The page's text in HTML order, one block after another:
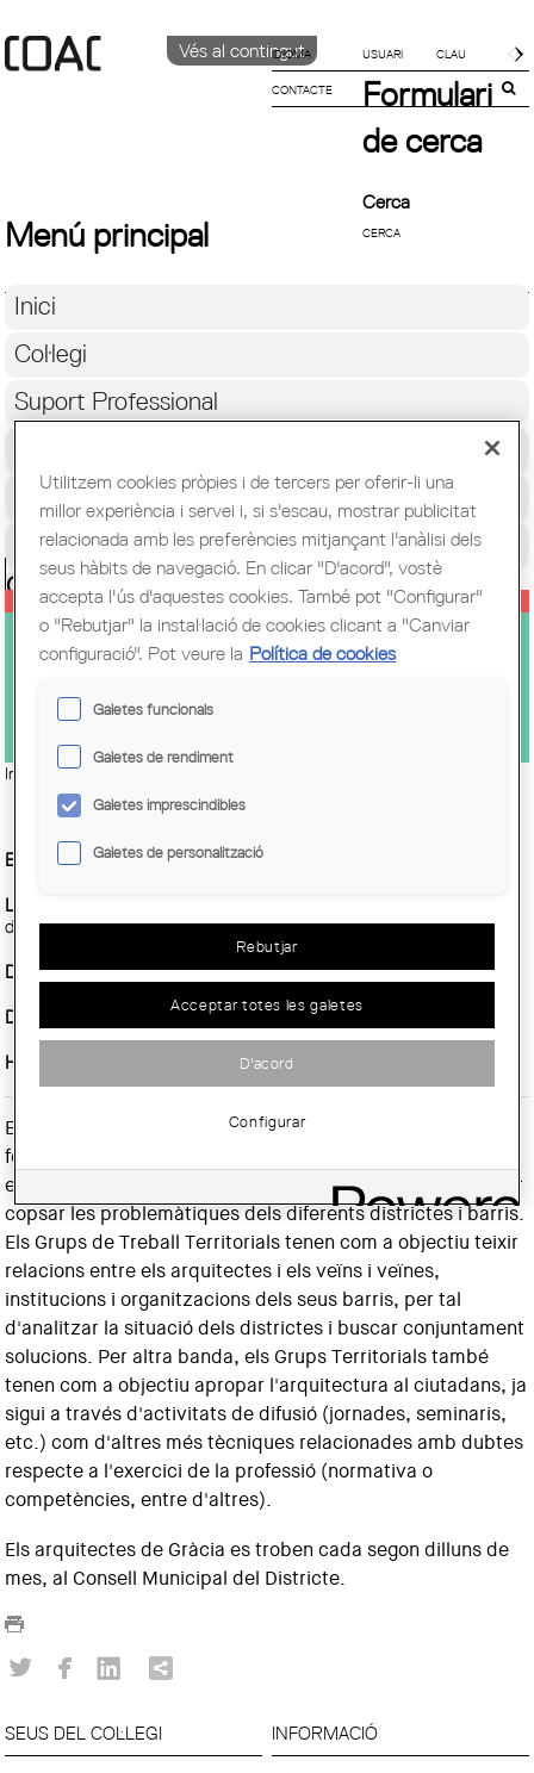
Vés al contingut
IDIOMA
CATALÀ
CONTACTE
Formulari
de cerca
Cerca
Menú principal
Inici
Col·legi
Suport Professional
Cultura
Congrés Mundial d'Arquitectes UIA
Ciutadania
TROBADA D'ARQUITECTES DE
Imatge:Gràcia
Entitat Organitzadora :COAC
Lloc:
de Gràcia 2, 2a planta)
Demarcació :Barcelona
Data inici :
Dilluns, 9 desembre, 2019
Horari:
Els Grups Territorials del Col·legi d'Arquitectes estan
formats per arquitectes que, més enllà de la col·legiació,
estan interessats en treballar al costat de la ciutadania per
copsar les problemàtiques dels diferents districtes i barris.
Els Grups de Treball Territorials tenen com a objectiu teixir
relacions entre els arquitectes i els veïns i veïnes,
institucions i organitzacions dels seus barris, per tal
d'analitzar la situació dels districtes i buscar conjuntament
solucions. Per altra banda, els Grups Territorials també
tenen com a objectiu apropar l'arquitectura al ciutadans, ja
sigui a través d'activitats de difusió (jornades, seminaris,
etc.) com d'altres més tècniques relacionades amb dubtes
respecte a l'exercici de la professió (normativa o
competències, entre d'altres).
Els arquitectes de Gràcia es troben cada segon dilluns de
mes, al Consell Municipal del Districte.
SEUS DEL COL·LEGI INFORMACIÓ
Utilitzem cookies pròpies i de tercers per oferir-li una
millor experiència i servei i, si s'escau, mostrar publicitat
relacionada amb les preferències mitjançant l'anàlisi dels
seus hàbits de navegació. En clicar "D'acord", vostè
accepta l'ús d'aquestes cookies. També pot "Configurar"
o "Rebutjar" la instal·lació de cookies clicant a "Canviar
configuració". Pot veure la Política de cookies
Galetes funcionals
Galetes de rendiment
Galetes imprescindibles
Galetes de personalització
Rebutjar
Acceptar totes les galetes
D'acord
Configurar